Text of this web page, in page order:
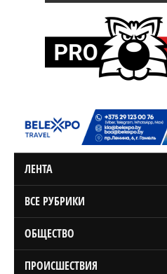
ЛЕНТА
ВСЕ РУБРИКИ
ОБЩЕСТВО
ПРОИСШЕСТВИЯ